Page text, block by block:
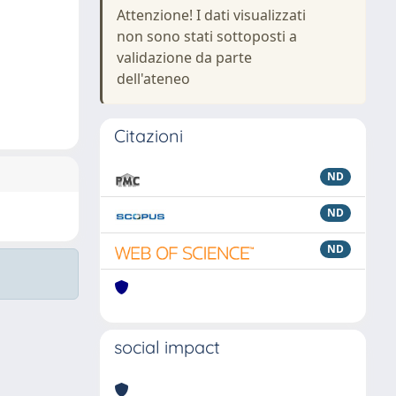
Attenzione! I dati visualizzati
non sono stati sottoposti a
validazione da parte
dell'ateneo
Citazioni
ND
ND
ND
social impact